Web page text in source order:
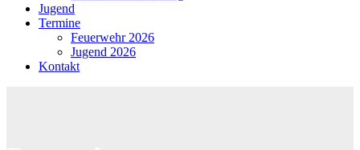
Jugend
Termine
Feuerwehr 2026
Jugend 2026
Kontakt